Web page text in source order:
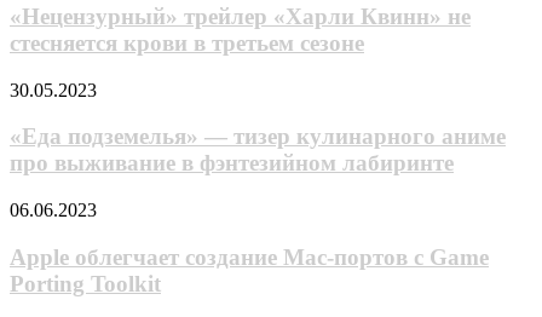
дороже
самой
«Харли
Квинн»
не
крови
третьем
сезоне
«Нецензурный» трейлер «Харли Квинн» не
стесняется крови в третьем сезоне
«Еда
—
тизер
кулинарного
про
в
фэнтезийном
30.05.2023
«Еда подземелья» — тизер кулинарного аниме
про выживание в фэнтезийном лабиринте
Apple
создание
Mac-
портов
06.06.2023
Apple облегчает создание Mac-портов с Game
Porting Toolkit